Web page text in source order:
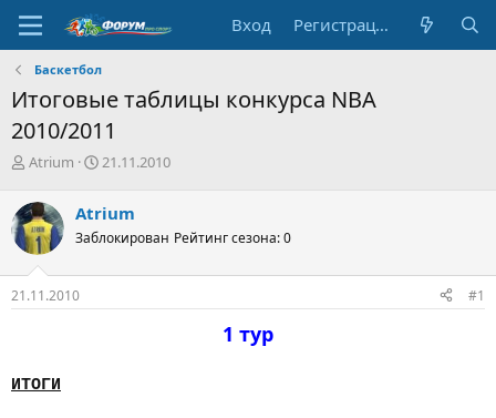
Вход Регистрация
Баскетбол
Итоговые таблицы конкурса NBA
2010/2011
А
т
о
р
т
е
м
Atrium
Д
а
н
ч
21.11.2010
Atrium
Заблокирован Рейтинг сезона: 0
21.11.2010 #1
1 тур
ИТОГИ